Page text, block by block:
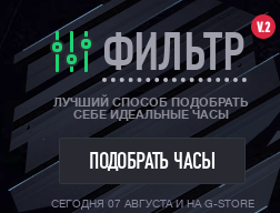
V.2
ФИЛЬТР
ЛУЧШИЙ СПОСОБ ПОДОБРАТЬ
СЕБЕ ИДЕАЛЬНЫЕ ЧАСЫ
ПОДОБРАТЬ ЧАСЫ
СЕГОДНЯ 07 АВГУСТА И НА G-STORE